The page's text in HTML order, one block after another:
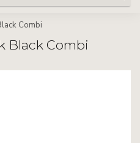
Combi
Black Combi